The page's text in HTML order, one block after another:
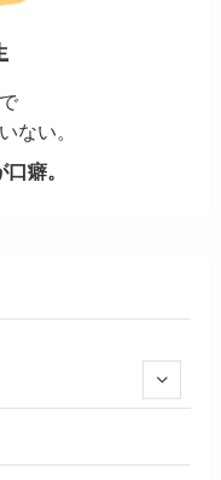
ない。
癖。